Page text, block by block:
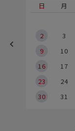
日
月
2
3
9
10
16
17
23
24
30
31